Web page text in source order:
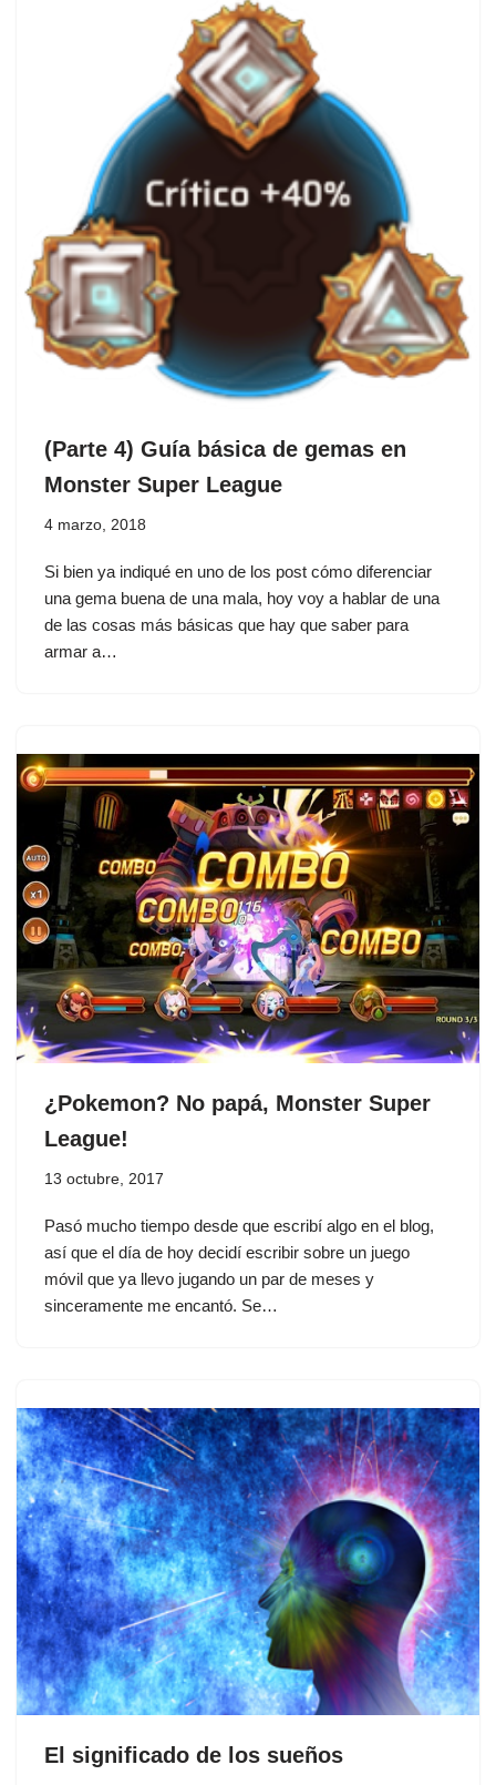
(Parte 4) Guía básica de gemas en
Monster Super League
4 marzo, 2018
Si bien ya indiqué en uno de los post cómo diferenciar
una gema buena de una mala, hoy voy a hablar de una
de las cosas más básicas que hay que saber para
armar a…
¿Pokemon? No papá, Monster Super
League!
13 octubre, 2017
Pasó mucho tiempo desde que escribí algo en el blog,
así que el día de hoy decidí escribir sobre un juego
móvil que ya llevo jugando un par de meses y
sinceramente me encantó. Se…
El significado de los sueños